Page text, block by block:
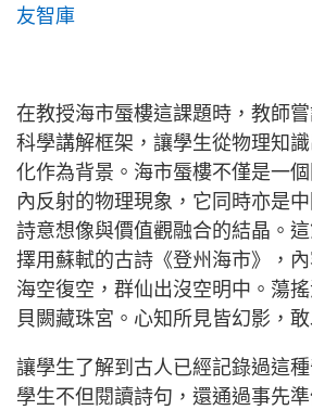
友智庫
在教授海市蜃樓這課題時，教師
科學講解框架，讓學生從物理知
化作為背景。海市蜃樓不僅是一
內反射的物理現象，它同時亦是
詩意想像與價值觀融合的結晶。
擇用蘇軾的古詩《登州海市》，
海空復空，群仙出沒空明中。蕩
貝闕藏珠宮。心知所見皆幻影，敢
讓學生了解到古人已經記錄過這
學生不但閱讀詩句，還通過事先